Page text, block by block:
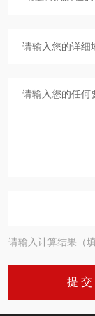
请输入计算结果（